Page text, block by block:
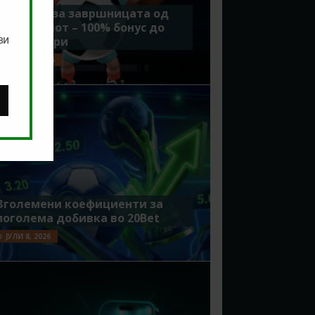
Идеално за завршницата од
Мундијалот – 100% бонус до
денари
ЈУЛИ 15, 2026
коефициенти за
добивка во 20Bet
ЈУЛИ 8, 2026